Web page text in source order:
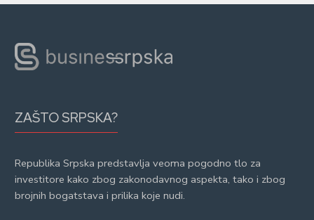
ZAŠTO SRPSKA?
Republika Srpska predstavlja veoma pogodno tlo za
investitore kako zbog zakonodavnog aspekta, tako i zbog
brojnih bogatstava i prilika koje nudi.